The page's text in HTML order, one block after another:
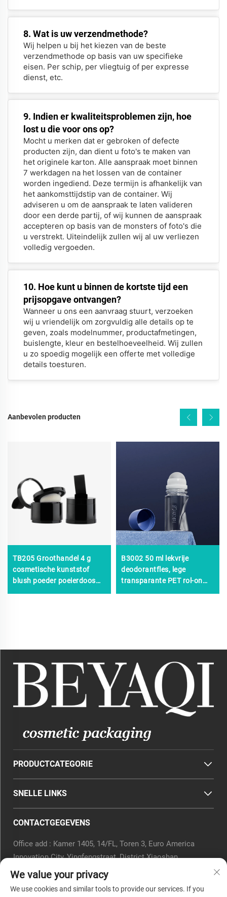
8. Wat is uw verzendmethode?
Wij helpen u bij het kiezen van de beste
verzendmethode op basis van uw specifieke
eisen. Per schip, per vliegtuig of per expresse
dienst, etc.
9. Indien er kwaliteitsproblemen zijn, hoe
lost u die voor ons op?
Mocht u merken dat er gebroken of defecte
producten zijn, dan dient u foto's te maken van
het originele karton. Alle aanspraak moet binnen
7 werkdagen na het lossen van de container
worden ingediend. Deze termijn is afhankelijk van
het aankomsttijdstip van de container. Wij
adviseren u om de aanspraak te laten valideren
door een derde partij, of wij kunnen de aanspraak
accepteren op basis van de monsters of foto's die
u verstrekt. Uiteindelijk zullen wij al uw verliezen
volledig vergoeden.
10. Hoe kunt u binnen de kortste tijd een
prijsopgave ontvangen?
Wanneer u ons een aanvraag stuurt, verzoeken
wij u vriendelijk om zorgvuldig alle details op te
geven, zoals modelnummer, productafmetingen,
buislengte, kleur en bestelhoeveelheid. Wij zullen
u zo spoedig mogelijk een offerte met volledige
details toesturen.
Aanbevolen producten
TB205 Groothandel 4 g
cosmetische kunststof
blush poeder poeierdoos
B3002 50 ml lekvrije
deodorantfles, lege
transparante PET rol-on
PRODUCTCATEGORIE
SNELLE LINKS
CONTACTGEGEVENS
Office add : Kamer 1405, 14/FL, Toren 3, Euro America
Innovation City, Yingfengstraat, District Xiaoshan,
Hangzhou, Provincie Zhejiang, China.
We value your privacy
We use cookies and similar tools to provide our services. If you